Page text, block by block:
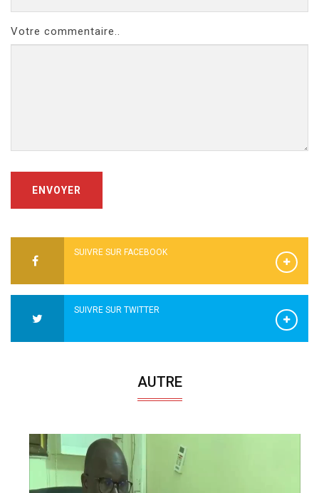
Votre commentaire..
ENVOYER
SUIVRE SUR FACEBOOK
SUIVRE SUR TWITTER
AUTRE